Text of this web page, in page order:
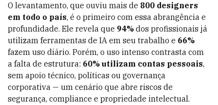
O levantamento, que ouviu mais de 800 designers
em todo o país, é o primeiro com essa abrangência e
profundidade. Ele revela que 94% dos profissionais já
utilizam ferramentas de IA em seu trabalho e 66%
fazem uso diário. Porém, o uso intenso contrasta com
a falta de estrutura: 60% utilizam contas pessoais,
sem apoio técnico, políticas ou governança
corporativa — um cenário que abre riscos de
segurança, compliance e propriedade intelectual.